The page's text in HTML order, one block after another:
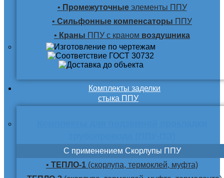
• Промежуточныеэлементы ППУ
• Сильфонные компенсаторы ППУ
• Краны ППУ с краном воздушника
Комплекты заделки
стыка ППУ
С применением Скорлупы ППУ
• ТЕПЛО-1 (скорлупа, термоклей, муфта)